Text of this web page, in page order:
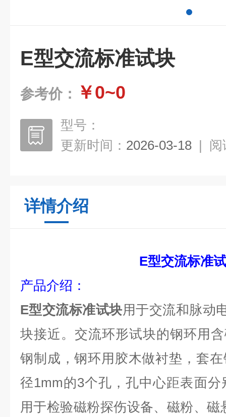
E型交流标准试块
参考价： ￥0~0
型号：
更新时间： 2026-03-18 | 阅
详情介绍
E型交流标准
产品介绍：
E型交流标准试块用于交流和脉动
块接近。交流环形试块的钢环用
钢制成，钢环用胶木做衬垫，套
径1mm的3个孔，孔中心距表面
用于检验磁粉探伤设备、磁粉、